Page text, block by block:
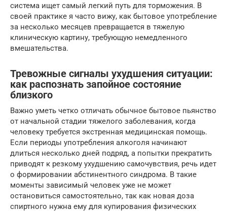
система ищет самый легкий путь для торможения. В
своей практике я часто вижу, как бытовое употребление
за несколько месяцев превращается в тяжелую
клиническую картину, требующую немедленного
вмешательства.
Тревожные сигналы ухудшения ситуации:
как распознать запойное состояние
близкого
Важно уметь четко отличать обычное бытовое пьянство
от начальной стадии тяжелого заболевания, когда
человеку требуется экстренная медицинская помощь.
Если периоды употребления алкоголя начинают
длиться несколько дней подряд, а попытки прекратить
приводят к резкому ухудшению самочувствия, речь идет
о формировании абстинентного синдрома. В такие
моменты зависимый человек уже не может
остановиться самостоятельно, так как новая доза
спиртного нужна ему для купирования физических